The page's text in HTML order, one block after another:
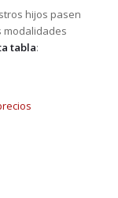
hijos pasen
modalidades
tabla: